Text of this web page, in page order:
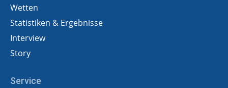
Wetten
Statistiken & Ergebnisse
Interview
Story
Service